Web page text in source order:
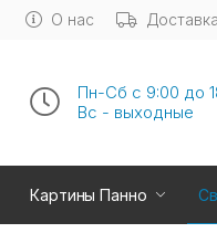
О нас
Пн-Сб с 9:00 до
Вс - выходные
Картины Панно